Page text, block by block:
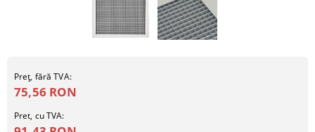
Preţ, fără TVA:
75,56 RON
Pret, cu TVA: